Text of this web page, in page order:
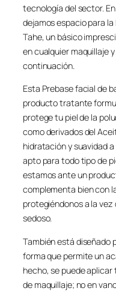
tecnología del sector.
dejamos espacio para
Tahe, un básico
en cualquier maquillaje
continuación.
Esta Prebase facial de
producto tratante
protege tu piel de la
como derivados del
hidratación y suavidad a
apto para todo tipo de
estamos ante un
complementa bien con
protegiéndonos a la vez
sedoso.
También está diseñado
forma que permite un
hecho, se puede
de maquillaje; no en